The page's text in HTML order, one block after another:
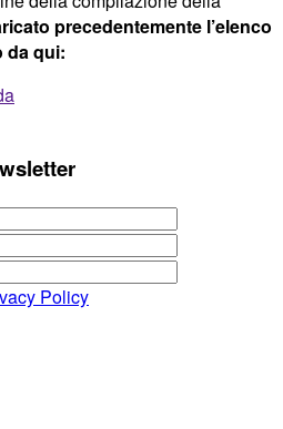
precedentemente l’elenco
da qui:
Policy